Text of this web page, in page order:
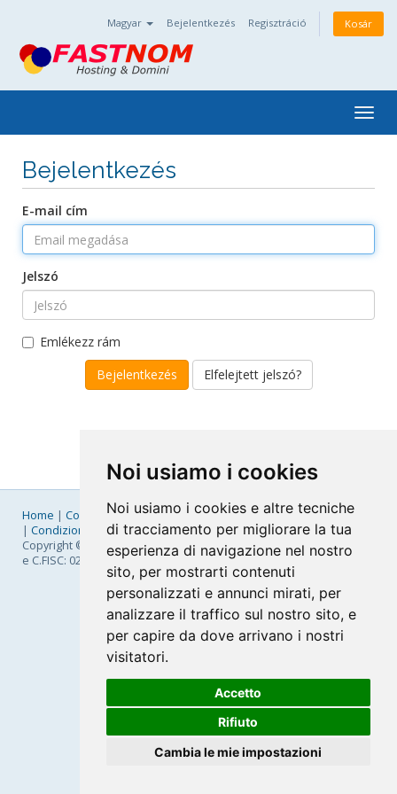
Noi usiamo i cookies
Noi usiamo i cookies e altre tecniche
di tracciamento per migliorare la tua
esperienza di navigazione nel nostro
sito, per mostrarti contenuti
personalizzati e annunci mirati, per
analizzare il traffico sul nostro sito, e
per capire da dove arrivano i nostri
visitatori.
Accetto
Rifiuto
Cambia le mie impostazioni
Magyar Bejelentkezés Regisztráció Kosár
Bejelentkezés
E-mail cím
Jelszó
Emlékezz rám
Elfelejtett jelszó?
Home | Company|Listino Prezzi|Pagamenti|SLA |Privacy
| Condizioni Generali|Fatturazione Elettronica |Mappa
Copyright © 2026 FastNom Planetel S.p.A. - Divisione .Cloud - P.IVA
e C.FISC: 02831630161